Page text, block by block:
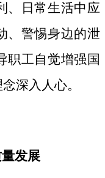
、日常生活中应
、警惕身边的泄
职工自觉增强国
深入人心。
发展